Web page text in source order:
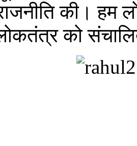
की। हम
को